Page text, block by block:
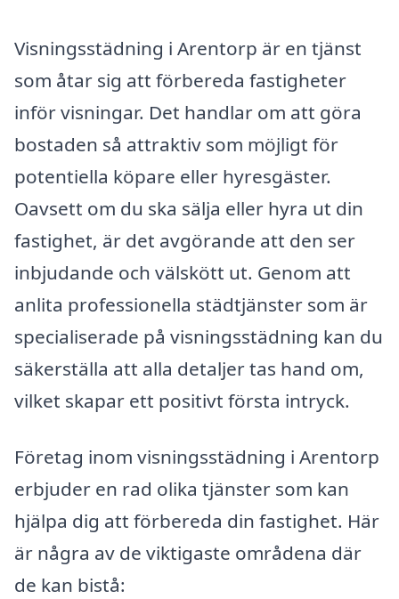
Visningsstädning i Arentorp är en tjänst
som åtar sig att förbereda fastigheter
inför visningar. Det handlar om att göra
bostaden så attraktiv som möjligt för
potentiella köpare eller hyresgäster.
Oavsett om du ska sälja eller hyra ut din
fastighet, är det avgörande att den ser
inbjudande och välskött ut. Genom att
anlita professionella städtjänster som är
specialiserade på visningsstädning kan du
säkerställa att alla detaljer tas hand om,
vilket skapar ett positivt första intryck.
Företag inom visningsstädning i Arentorp
erbjuder en rad olika tjänster som kan
hjälpa dig att förbereda din fastighet. Här
är några av de viktigaste områdena där
de kan bistå: